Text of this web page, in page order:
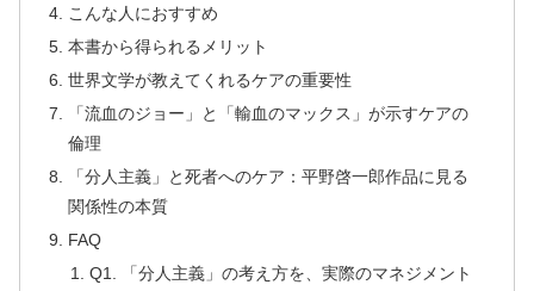
こんな人におすすめ
本書から得られるメリット
世界文学が教えてくれるケアの重要性
「流血のジョー」と「輸血のマックス」が示すケアの
倫理
「分人主義」と死者へのケア：平野啓一郎作品に見る
関係性の本質
FAQ
Q1. 「分人主義」の考え方を、実際のマネジメント